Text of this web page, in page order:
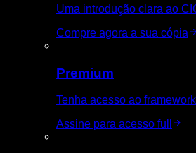
Uma introdução clara ao
Compre agora a sua cópia
Premium
Tenha acesso ao
Assine para acesso full